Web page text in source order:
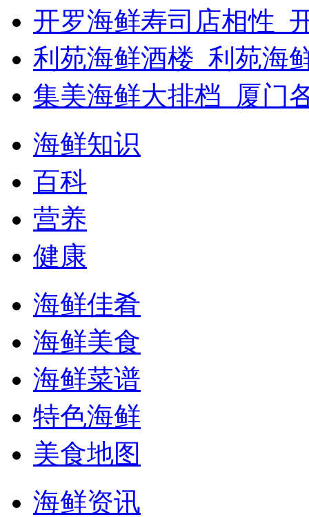
开罗海鲜寿司店相性_
利苑海鲜酒楼_利苑海
集美海鲜大排档_厦门
海鲜知识
百科
营养
健康
海鲜佳肴
海鲜美食
海鲜菜谱
特色海鲜
美食地图
海鲜资讯